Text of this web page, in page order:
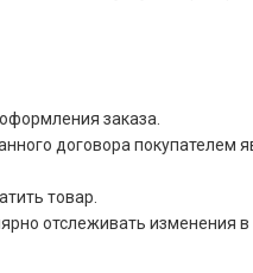
заказа.
договора покупателем
товар.
отслеживать изменения в